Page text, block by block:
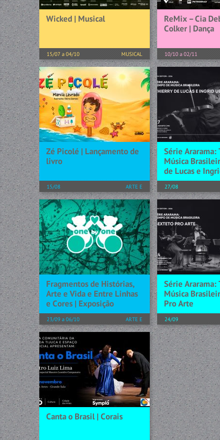
Wicked | Musical
15/07 a 04/10 MUSICAL
Ministério da Cultura apresenta
WICKED - O MUSICAL WICKED:
O MAIOR FENÔMENO DO
TEATRO MUSICAL CHEGA PELA
PRIMEIRA VEZ AO RIO
Ingressos podem ser...
[+] SAIBA MAIS
ReMix – Cia
Colker | Dança
10/10 a 02/11
Com uma
sua terceira
Dança Deborah
apresenta, em
espetáculo
celebração de
[+] SAIBA MAIS
Zé Picolé | Lançamento de
livro
15/08
ARTE E
CONHECIMENTO
SOBRE O LIVRO Samuel adora
praia, sol e picolés – e gosta
tanto, mas tanto, que, num
passeio mágico e divertido,
acaba se transformando em um
picolé de verdade! Em meio a...
[+] SAIBA MAIS
Série Ararama:
Música
de Lucas e
27/08
No dia 27 de
musical do Rio de
recebe o terceiro
temporada de
30 Records em
com a
[+] SAIBA MAIS
Fragmentos de Histórias,
Arte e Vida e Entre Linhas
e Cores | Exposição
23/09 a 06/10
ARTE E
CONHECIMENTO
Exposição Fragmentos de
Histórias, Arte e Vida e Entre
Linhas e Cores. Um diálogo
entre Beatriz Milhazes, Adriana
Varejão e Rosana Paulino A
exposição de Artes Visuais...
[+] SAIBA MAIS
Série Ararama:
Música
Pro Arte
24/09
No dia 24 de
cenário musical
Janeiro recebe o
concerto da
2026 da Século
sua residência,
[+] SAIBA MAIS
Canta o Brasil | Corais